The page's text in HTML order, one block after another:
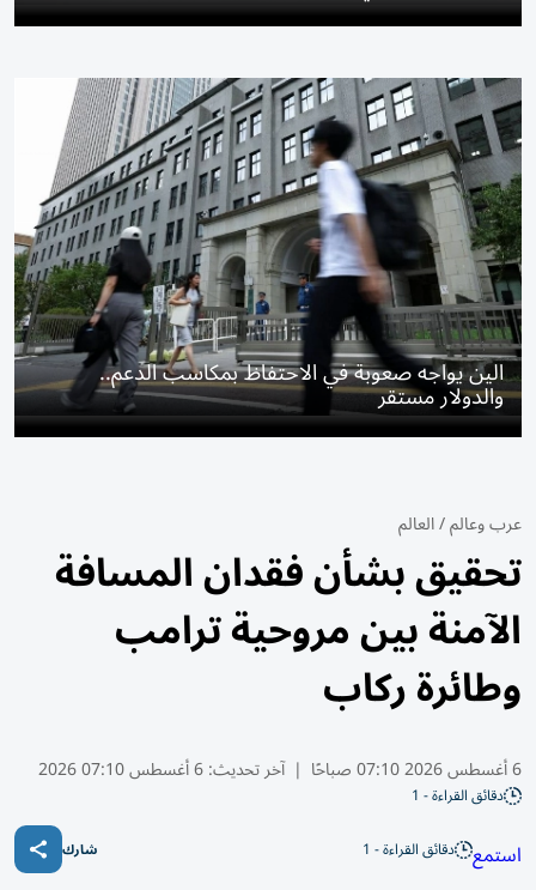
الين يواجه صعوبة في الاحتفاظ بمكاسب الدعم..
والدولار مستقر
عرب وعالم/العالم
تحقيق بشأن فقدان المسافة
الآمنة بين مروحية ترامب
وطائرة ركاب
6 أغسطس 2026 07:10 صباحًا | آخر تحديث:6 أغسطس 07:10 2026
دقائق القراءة - 1
استمع دقائق القراءة - 1 شارك